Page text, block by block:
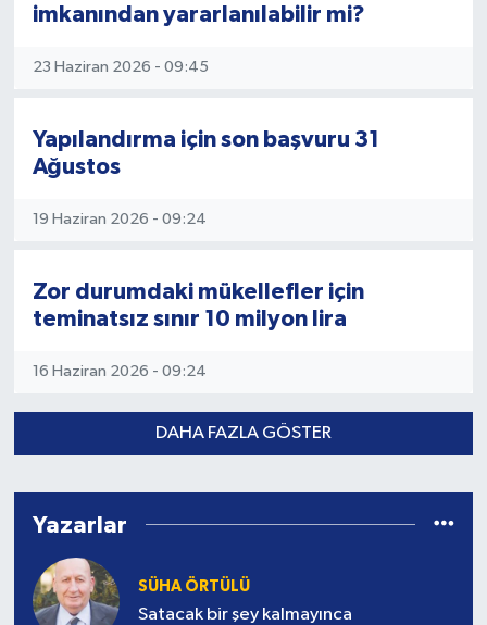
imkanından yararlanılabilir mi?
23 Haziran 2026 - 09:45
Yapılandırma için son başvuru 31
Ağustos
19 Haziran 2026 - 09:24
Zor durumdaki mükellefler için
teminatsız sınır 10 milyon lira
16 Haziran 2026 - 09:24
DAHA FAZLA GÖSTER
Yazarlar
SÜHA ÖRTÜLÜ
Satacak bir şey kalmayınca